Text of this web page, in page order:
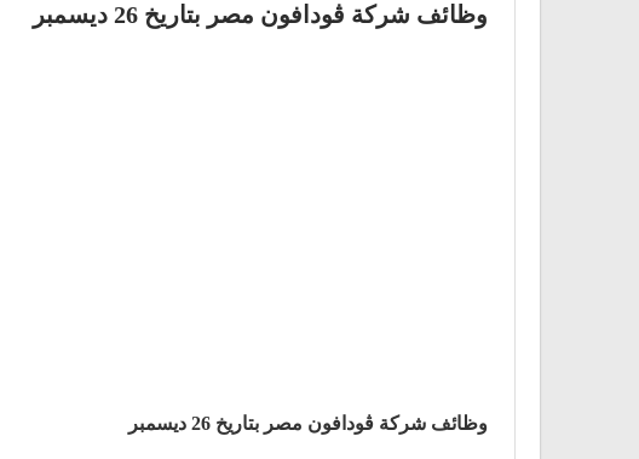
وظائف شركة ڤودافون مصر بتاريخ 26 ديسمبر
وظائف شركة ڤودافون مصر بتاريخ 26 ديسمبر